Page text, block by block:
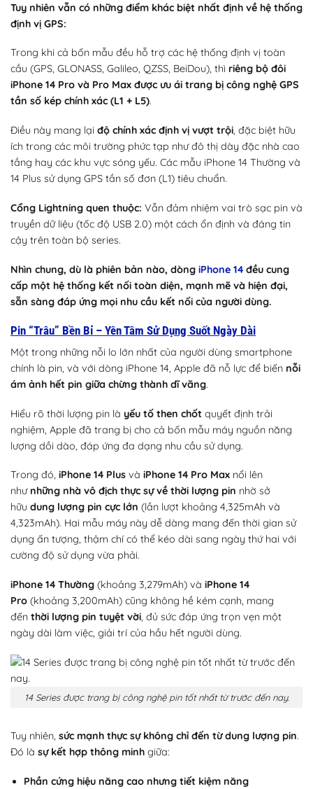
Tuy nhiên vẫn có những điểm khác biệt nhất định về hệ thống
định vị GPS:
Trong khi cả bốn mẫu đều hỗ trợ các hệ thống định vị toàn
cầu (GPS, GLONASS, Galileo, QZSS, BeiDou), thì riêng bộ đôi
iPhone 14 Pro và Pro Max được ưu ái trang bị công nghệ GPS
tần số kép chính xác (L1 + L5).
Điều này mang lại độ chính xác định vị vượt trội, đặc biệt hữu
ích trong các môi trường phức tạp như đô thị dày đặc nhà cao
tầng hay các khu vực sóng yếu. Các mẫu iPhone 14 Thường và
14 Plus sử dụng GPS tần số đơn (L1) tiêu chuẩn.
Cổng Lightning quen thuộc: Vẫn đảm nhiệm vai trò sạc pin và
truyền dữ liệu (tốc độ USB 2.0) một cách ổn định và đáng tin
cậy trên toàn bộ series.
Nhìn chung, dù là phiên bản nào, dòng iPhone 14 đều cung
cấp một hệ thống kết nối toàn diện, mạnh mẽ và hiện đại,
sẵn sàng đáp ứng mọi nhu cầu kết nối của người dùng.
Pin “Trâu” Bền Bỉ – Yên Tâm Sử Dụng Suốt Ngày Dài
Một trong những nỗi lo lớn nhất của người dùng smartphone
chính là pin, và với dòng iPhone 14, Apple đã nỗ lực để biến nỗi
ám ảnh hết pin giữa chừng thành dĩ vãng.
Hiểu rõ thời lượng pin là yếu tố then chốt quyết định trải
nghiệm, Apple đã trang bị cho cả bốn mẫu máy nguồn năng
lượng dồi dào, đáp ứng đa dạng nhu cầu sử dụng.
Trong đó, iPhone 14 Plus và iPhone 14 Pro Max nổi lên
như những nhà vô địch thực sự về thời lượng pin nhờ sở
hữu dung lượng pin cực lớn (lần lượt khoảng 4,325mAh và
4,323mAh). Hai mẫu máy này dễ dàng mang đến thời gian sử
dụng ấn tượng, thậm chí có thể kéo dài sang ngày thứ hai với
cường độ sử dụng vừa phải.
iPhone 14 Thường (khoảng 3,279mAh) và iPhone 14
Pro (khoảng 3,200mAh) cũng không hề kém cạnh, mang
đến thời lượng pin tuyệt vời, đủ sức đáp ứng trọn vẹn một
ngày dài làm việc, giải trí của hầu hết người dùng.
14 Series được trang bị công nghệ pin tốt nhất từ trước đến nay.
Tuy nhiên, sức mạnh thực sự không chỉ đến từ dung lượng pin.
Đó là sự kết hợp thông minh giữa:
Phần cứng hiệu năng cao nhưng tiết kiệm năng